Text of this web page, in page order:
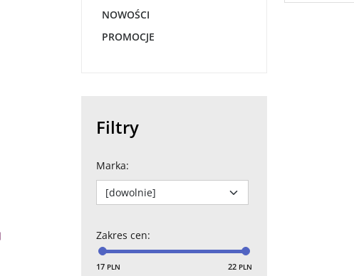
NOWOŚCI
PROMOCJE
Filtry
Marka:
Zakres cen:
17 PLN 22 PLN